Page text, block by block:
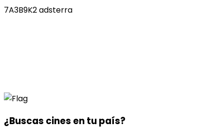
7A3B9K2 adsterra
¿Buscas cines entu país?